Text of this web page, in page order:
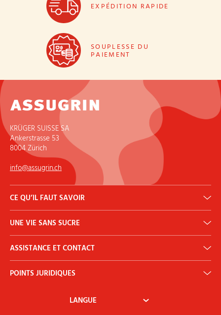
EXPÉDITION RAPIDE
SOUPLESSE DU
PAIEMENT
KRÜGER SUISSE SA
Ankerstrasse 53
8004 Zürich
info@assugrin.ch
CE QU’IL FAUT SAVOIR
Histoire
Qu’est-ce que l’érythritol?
Bulletin d’information
UNE VIE SANS SUCRE
ASSISTANCE ET CONTACT
Mon compte
POINTS JURIDIQUES
Droit de rétractation